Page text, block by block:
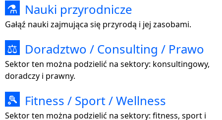
⚗ Nauki przyrodnicze
Gałąź nauki zajmująca się przyrodą i jej zasobami.
⚖ Doradztwo / Consulting / Prawo
Sektor ten można podzielić na sektory: konsultingowy,
doradczy i prawny.
🎾 Fitness / Sport / Wellness
Sektor ten można podzielić na sektory: fitness, sport i